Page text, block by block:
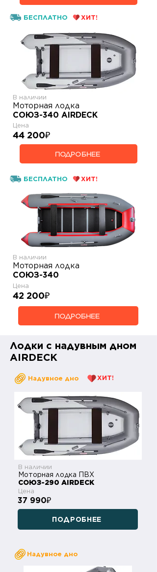
БЕСПЛАТНО ХИТ!
В наличии
Моторная лодка
СОЮЗ-340 AIRDECK
Цена
44 200₽
ПОДРОБНЕЕ
Моторная лодка
СОЮЗ-340
В наличии
Цена
42 200₽
ПОДРОБНЕЕ
БЕСПЛАТНО ХИТ!
Лодки с надувным дном
AIRDECK
Надувное дно ХИТ!
В наличии
Моторная лодка ПВХ
СОЮЗ-290 AIRDECK
Цена
37 990₽
ПОДРОБНЕЕ
Надувное дно